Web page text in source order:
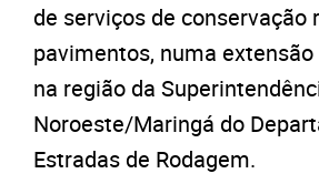
de serviços de conservação
pavimentos, numa extensão
na região da
Noroeste/Maringá do
Estradas de Rodagem.